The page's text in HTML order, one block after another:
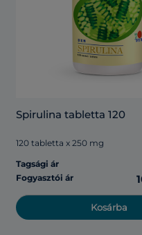
Spirulina tabletta 120
120 tabletta x 250 mg
Tagsági ár
Fogyasztói ár
Kosárba